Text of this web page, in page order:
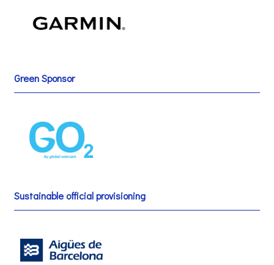
Green Sponsor
Sustainable official provisioning